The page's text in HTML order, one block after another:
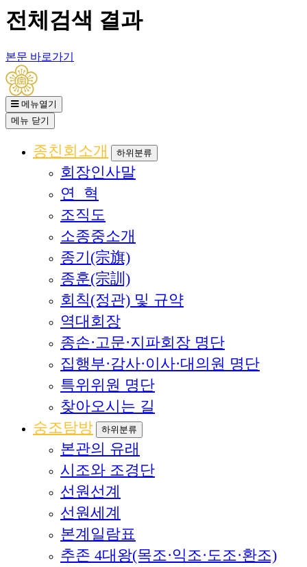
전체검색 결과
본문 바로가기
메뉴열기
메뉴 닫기
종친회소개 하위분류
회장인사말
연 혁
조직도
소종중소개
종기(宗旗)
종훈(宗訓)
회칙(정관) 및 규약
역대회장
종손·고문·지파회장 명단
집행부·감사·이사·대의원 명단
특위위원 명단
찾아오시는 길
숭조탐방
하위분류
본관의 유래
시조와 조경단
선원선계
선원세계
본계일람표
추존 4대왕(목조·익조·도조·환조)